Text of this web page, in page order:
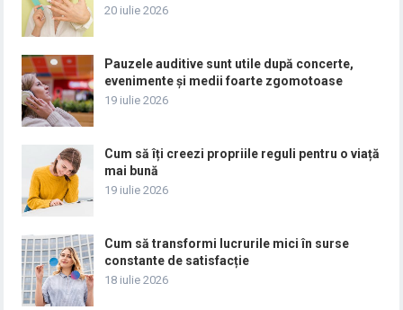
20 iulie 2026
Pauzele auditive sunt utile după concerte,
evenimente și medii foarte zgomotoase
19 iulie 2026
Cum să îți creezi propriile reguli pentru o viață
mai bună
19 iulie 2026
Cum să transformi lucrurile mici în surse
constante de satisfacție
18 iulie 2026